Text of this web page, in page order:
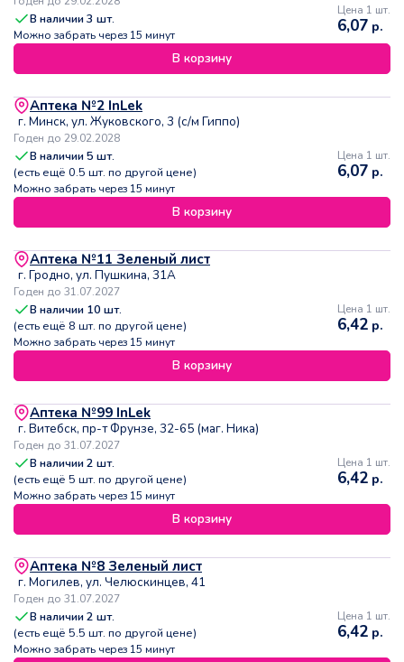
В наличии3 шт.
Можно забрать через 15 минут
Цена 1 шт.
6,07 р.
В корзину
Аптека №2 InLek
г. Минск, ул. Жуковского, 3 (с/м Гиппо)
Годен до 29.02.2028
В наличии5 шт.
(есть ещё 0.5 шт. по другой цене)
Можно забрать через 15 минут
Цена 1 шт.
6,07 р.
В корзину
Аптека №11 Зеленый лист
г. Гродно, ул. Пушкина, 31А
Годен до 31.07.2027
В наличии 10 шт.
(есть ещё 8 шт. по другой цене)
Можно забрать через 15 минут
Цена 1 шт.
6,42 р.
В корзину
Аптека №99 InLek
г. Витебск, пр-т Фрунзе, 32-65 (маг. Ника)
Годен до 31.07.2027
В наличии2 шт.
(есть ещё 5 шт. по другой цене)
Можно забрать через 15 минут
Цена 1 шт.
6,42 р.
В корзину
Аптека №8 Зеленый лист
г. Могилев, ул. Челюскинцев, 41
Годен до 31.07.2027
В наличии2 шт.
(есть ещё 5.5 шт. по другой цене)
Можно забрать через 15 минут
Цена 1 шт.
6,42 р.